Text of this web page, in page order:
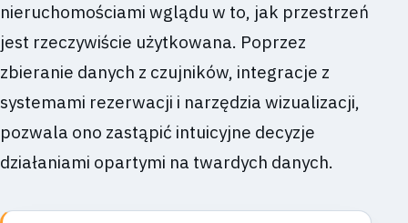
nieruchomościami wglądu w to, jak przestrzeń
jest rzeczywiście użytkowana. Poprzez
zbieranie danych z czujników, integracje z
systemami rezerwacji i narzędzia wizualizacji,
pozwala ono zastąpić intuicyjne decyzje
działaniami opartymi na twardych danych.